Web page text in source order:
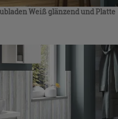
Weiß glänzend und Platte